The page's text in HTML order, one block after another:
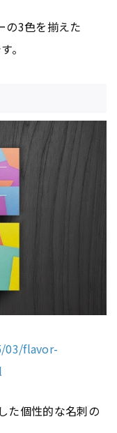
の3色を揃えた
。
03/flavor-
た個性的な名刺の